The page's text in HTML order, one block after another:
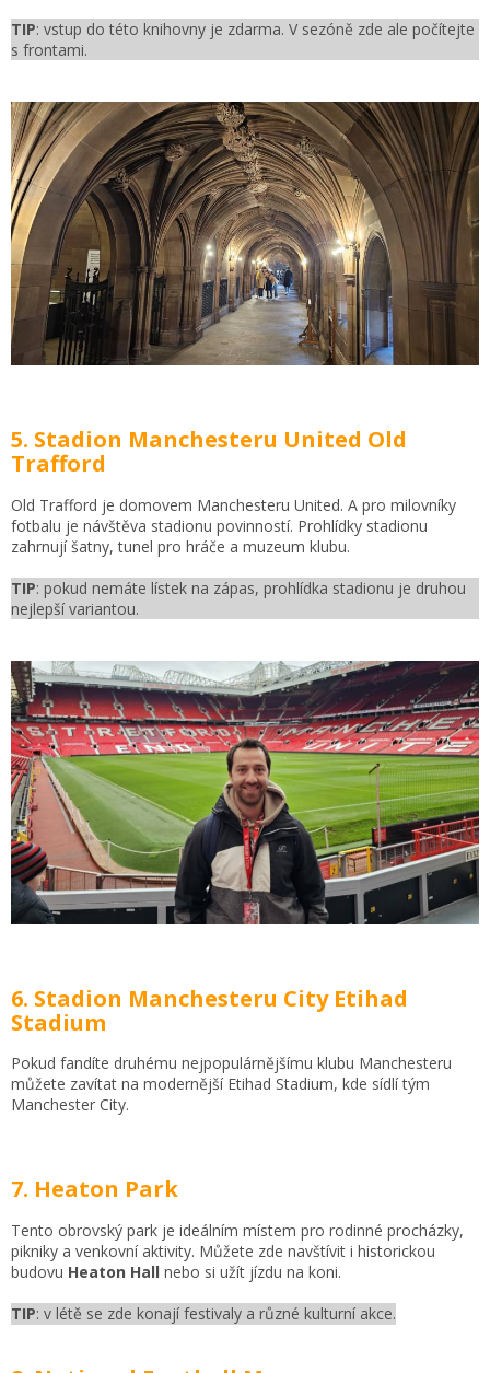
TIP: vstup do této knihovny je zdarma. V sezóně zde ale počítejte
s frontami.
5. Stadion Manchesteru United Old
Trafford
Old Trafford je domovem Manchesteru United. A pro milovníky
fotbalu je návštěva stadionu povinností. Prohlídky stadionu
zahrnují šatny, tunel pro hráče a muzeum klubu.
TIP: pokud nemáte lístek na zápas, prohlídka stadionu je druhou
nejlepší variantou.
6. Stadion Manchesteru City Etihad
Stadium
Pokud fandíte druhému nejpopulárnějšímu klubu Manchesteru
můžete zavítat na modernější Etihad Stadium, kde sídlí tým
Manchester City.
7. Heaton Park
Tento obrovský park je ideálním místem pro rodinné procházky,
pikniky a venkovní aktivity. Můžete zde navštívit i historickou
budovu Heaton Hall nebo si užít jízdu na koni.
TIP: v létě se zde konají festivaly a různé kulturní akce.